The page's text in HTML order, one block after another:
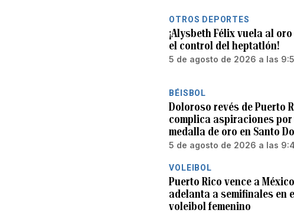
OTROS DEPORTES
¡Alysbeth Félix vuela al
el control del heptatlón!
5 de agosto de 2026 a las
BÉISBOL
Doloroso revés de Puerto
complica aspiraciones por
medalla de oro en Santo
5 de agosto de 2026 a las
VOLEIBOL
Puerto Rico vence a
adelanta a semifinales en
voleibol femenino